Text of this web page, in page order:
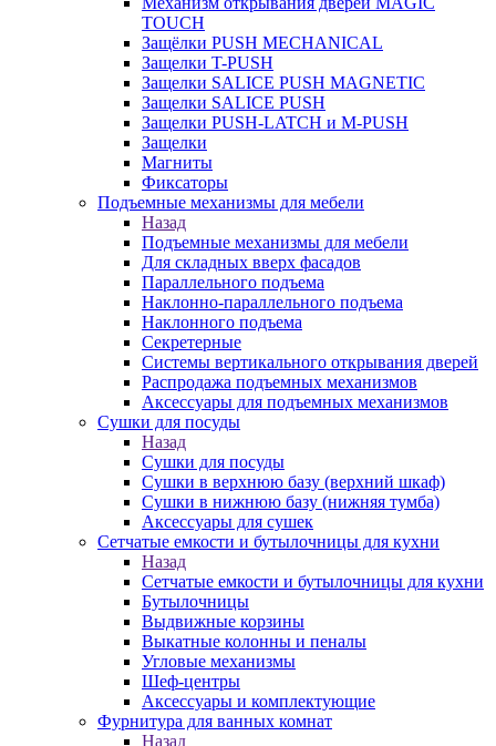
TOUCH
Защёлки PUSH MECHANICAL
Защелки T-PUSH
Защелки SALICE PUSH MAGNETIC
Защелки SALICE PUSH
Защелки PUSH-LATCH и M-PUSH
Защелки
Магниты
Фиксаторы
Подъемные механизмы для мебели
Назад
Подъемные механизмы для мебели
Для складных вверх фасадов
Параллельного подъема
Наклонно-параллельного подъема
Наклонного подъема
Секретерные
Системы вертикального открывания дверей
Распродажа подъемных механизмов
Аксессуары для подъемных механизмов
Сушки для посуды
Назад
Сушки для посуды
Сушки в верхнюю базу (верхний шкаф)
Сушки в нижнюю базу (нижняя тумба)
Аксессуары для сушек
Сетчатые емкости и бутылочницы для кухни
Назад
Сетчатые емкости и бутылочницы для кухни
Бутылочницы
Выдвижные корзины
Выкатные колонны и пеналы
Угловые механизмы
Шеф-центры
Аксессуары и комплектующие
Фурнитура для ванных комнат
Назад